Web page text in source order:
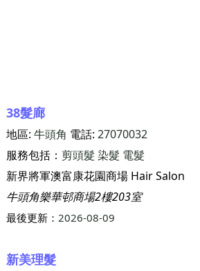
38髮廊
地區: 牛頭角 電話: 27070032
服務包括： 剪頭髮 染髮 電髮
新界將軍澳富康花園商場 Hair Salon
牛頭角樂華邨商場2樓203室
最後更新： 2026-08-09
新美理髮